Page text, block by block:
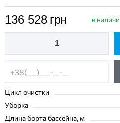
136 528 грн в
Цикл очистки
Уборка
Длина борта бассейна, м